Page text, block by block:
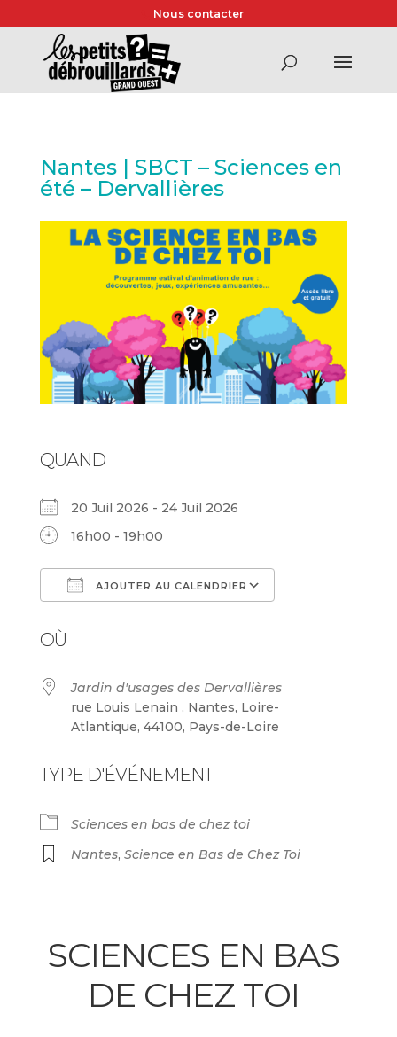
Nous contacter
Nantes | SBCT – Sciences en
été – Dervallières
QUAND
20 Juil 2026 - 24 Juil 2026
16h00 - 19h00
AJOUTER AU CALENDRIER
OÙ
Jardin d'usages des Dervallières
rue Louis Lenain , Nantes, Loire-
Atlantique, 44100, Pays-de-Loire
TYPE D'ÉVÉNEMENT
Sciences en bas de chez toi
Nantes, Science en Bas de Chez Toi
SCIENCES EN BAS
DE CHEZ TOI